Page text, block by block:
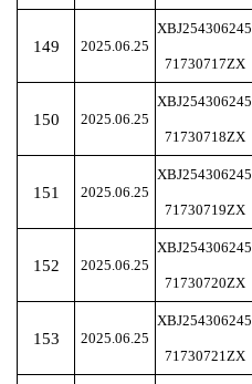
149 2025.06.25
XBJ254306245
71730717ZX
150 2025.06.25
XBJ254306245
71730718ZX
151 2025.06.25
XBJ254306245
71730719ZX
152 2025.06.25
XBJ254306245
71730720ZX
153 2025.06.25
XBJ254306245
71730721ZX